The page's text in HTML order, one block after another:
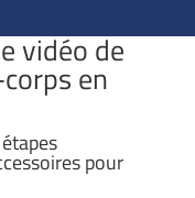
vidéo de
en
pour